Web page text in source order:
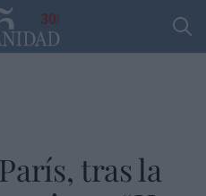
30
tras la